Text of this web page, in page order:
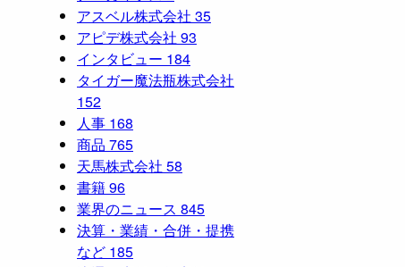
アスベル株式会社 35
アピデ株式会社 93
インタビュー 184
タイガー魔法瓶株式会社
152
人事 168
商品 765
天馬株式会社 58
書籍96
業界のニュース 845
決算・業績・合併・提携
など 185